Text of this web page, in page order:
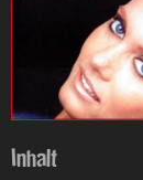
Inhalt